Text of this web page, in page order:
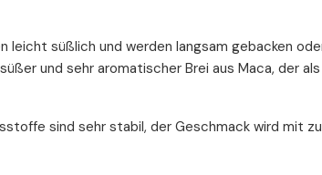
leicht süßlich und werden langsam gebacken
und sehr aromatischer Brei aus Maca, der
sind sehr stabil, der Geschmack wird mit